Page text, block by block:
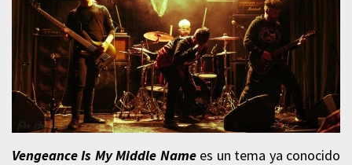
Vengeance Is My Middle Namees un tema ya conocido